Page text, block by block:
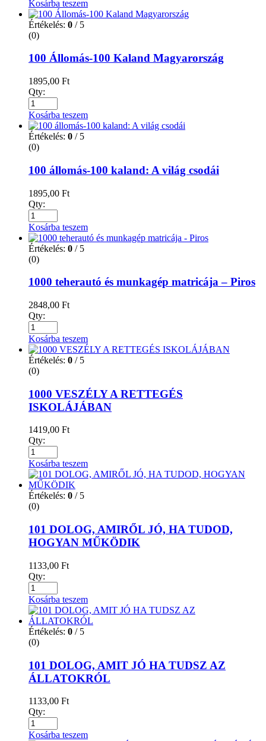
Kosárba teszem
Értékelés: 0 / 5
(0)
100 Állomás-100 Kaland Magyarország
1895,00 Ft
Qty:
Kosárba teszem
Értékelés: 0 / 5
(0)
100 állomás-100 kaland: A világ csodái
1895,00 Ft
Qty:
Kosárba teszem
Értékelés: 0 / 5
(0)
1000 teherautó és munkagép matricája – Piros
2848,00 Ft
Qty:
Kosárba teszem
Értékelés: 0 / 5
(0)
1000 VESZÉLY A RETTEGÉS
ISKOLÁJÁBAN
1419,00 Ft
Qty:
Kosárba teszem
Értékelés: 0 / 5
(0)
101 DOLOG, AMIRŐL JÓ, HA TUDOD,
HOGYAN MŰKÖDIK
1133,00 Ft
Qty:
Kosárba teszem
Értékelés: 0 / 5
(0)
101 DOLOG, AMIT JÓ HA TUDSZ AZ
ÁLLATOKRÓL
1133,00 Ft
Qty:
Kosárba teszem